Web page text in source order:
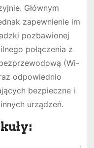
Głównym
zapewnienie im
pozbawionej
połączenia z
(Wi-
odpowiednio
bezpieczne i
urządzeń.